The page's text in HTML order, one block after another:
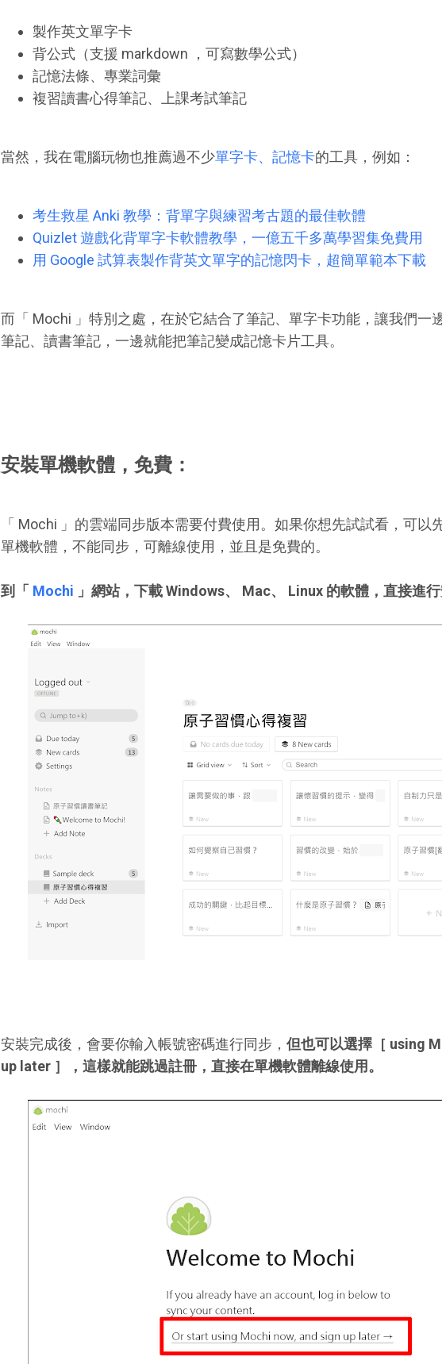
製作英文單字卡
背公式（支援 markdown ，可寫數學公式）
記憶法條、專業詞彙
複習讀書心得筆記、上課考試筆記
當然，我在電腦玩物也推薦過不少單字卡、記憶卡的工具，例如：
考生救星 Anki 教學：背單字與練習考古題的最佳軟體
Quizlet 遊戲化背單字卡軟體教學，一億五千多萬學習集免費用
用 Google 試算表製作背英文單字的記憶閃卡，超簡單範本下載
而「 Mochi 」特別之處，在於它結合了筆記、單字卡功能，讓我們一
筆記、讀書筆記，一邊就能把筆記變成記憶卡片工具。
安裝單機軟體，免費：
「 Mochi 」的雲端同步版本需要付費使用。如果你想先試試看，可以
單機軟體，不能同步，可離線使用，並且是免費的。
到「 Mochi 」網站，下載 Windows、 Mac、 Linux 的軟體，直接進行
安裝完成後，會要你輸入帳號密碼進行同步， 但也可以選擇［ using
up later ］，這樣就能跳過註冊，直接在單機軟體離線使用。